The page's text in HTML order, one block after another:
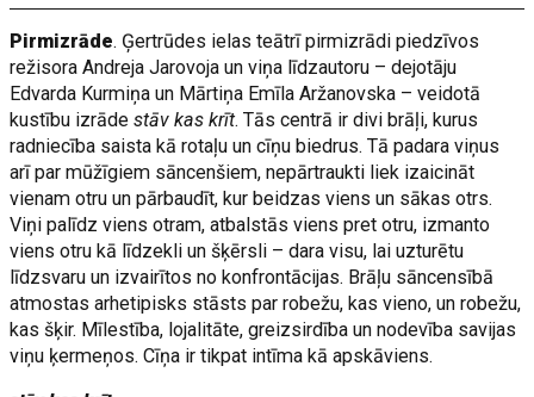
Pirmizrāde. Ģertrūdes ielas teātrī pirmizrādi piedzīvos
režisora Andreja Jarovoja un viņa līdzautoru – dejotāju
Edvarda Kurmiņa un Mārtiņa Emīla Aržanovska – veidotā
kustību izrādestāv kas krīt. Tās centrā ir divi brāļi, kurus
radniecība saista kā rotaļu un cīņu biedrus. Tā padara viņus
arī par mūžīgiem sāncenšiem, nepārtraukti liek izaicināt
vienam otru un pārbaudīt, kur beidzas viens un sākas otrs.
Viņi palīdz viens otram, atbalstās viens pret otru, izmanto
viens otru kā līdzekli un šķērsli – dara visu, lai uzturētu
līdzsvaru un izvairītos no konfrontācijas. Brāļu sāncensībā
atmostas arhetipisks stāsts par robežu, kas vieno, un robežu,
kas šķir. Mīlestība, lojalitāte, greizsirdība un nodevība savijas
viņu ķermeņos. Cīņa ir tikpat intīma kā apskāviens.